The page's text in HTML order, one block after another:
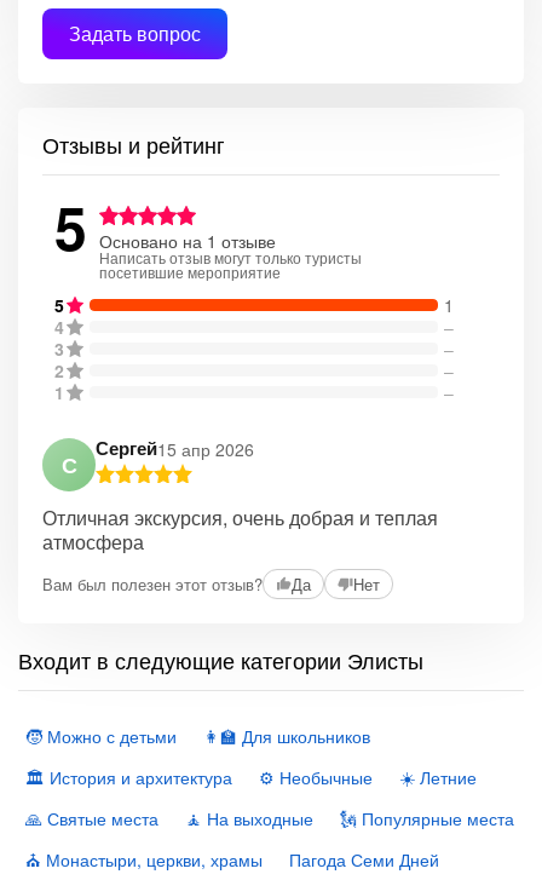
Задать вопрос
Отзывы и рейтинг
5 Основано на 1 отзыве
Написать отзыв могут только туристы
посетившие мероприятие
5
1
4
–
3
–
2
–
1
–
С
Сергей15 апр 2026
Отличная экскурсия, очень добрая и теплая
атмосфера
Вам был полезен этот отзыв? Да Нет
Входит в следующие категории Элисты
🧒 Можно с детьми
👩‍🏫 Для школьников
🏛 История и архитектура
⚙️ Необычные
☀️ Летние
🙏 Святые места
🧘 На выходные
🗽 Популярные места
⛪️ Монастыри, церкви, храмы
Пагода Семи Дней